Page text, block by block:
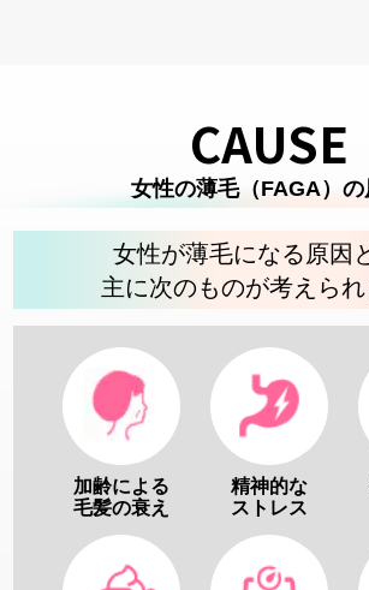
CAUSE
女性の薄毛（FAGA）の
女性が薄毛になる原因
主に次のものが考えられ
加齢による
毛髪の衰え
精神的な
ストレス